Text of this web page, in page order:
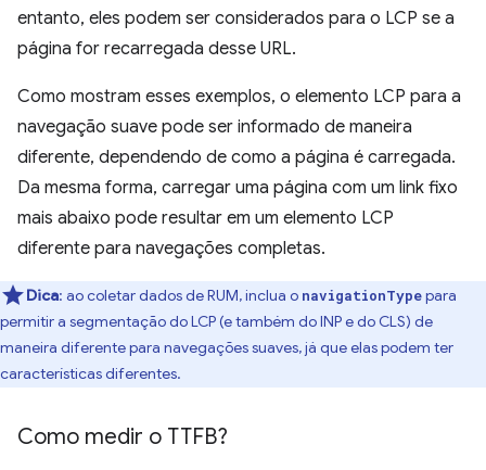
entanto, eles podem ser considerados para o LCP se a
página for recarregada desse URL.
Como mostram esses exemplos, o elemento LCP para a
navegação suave pode ser informado de maneira
diferente, dependendo de como a página é carregada.
Da mesma forma, carregar uma página com um link fixo
mais abaixo pode resultar em um elemento LCP
diferente para navegações completas.
Dica: ao coletar dados de RUM, inclua o navigationTypepara
permitir a segmentação do LCP (e também do INP e do CLS) de
maneira diferente para navegações suaves, já que elas podem ter
características diferentes.
Como medir o TTFB?